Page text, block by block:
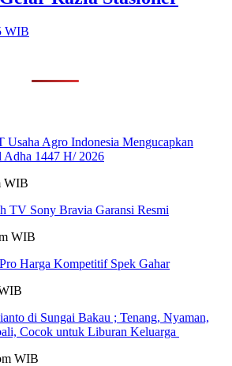
WIB
Usaha Agro Indonesia Mengucapkan
Adha 1447 H/ 2026
WIB
TV Sony Bravia Garansi Resmi
WIB
Harga Kompetitif Spek Gahar
di Sungai Bakau ; Tenang, Nyaman,
Cocok untuk Liburan Keluarga
WIB